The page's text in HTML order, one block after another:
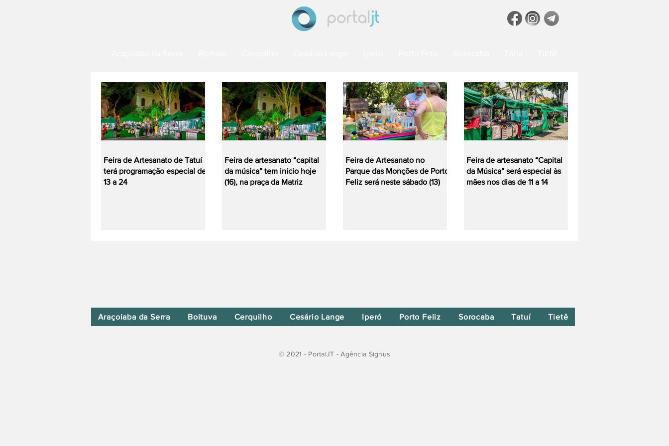
Feira de Artesanato de Tatuí
terá programação especial de
13 a 24
Feira de artesanato “capital
da música” tem início hoje
(16), na praça da Matriz
Feira de Artesanato no
Parque das Monções de Porto
Feliz será neste sábado (13)
Feira de artesanato “Capital
da Música” será especial às
mães nos dias de 11 a 14
Araçoiaba da Serra Boituva Cerquilho Cesário Lange Iperó Porto Feliz Sorocaba Tatuí Tietê
© 2021 - PortalJT - Agência Signus